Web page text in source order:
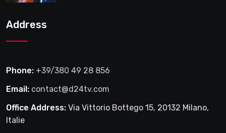
Address
Phone: +39/380 49 28 856
Email: contact@d24tv.com
Office Address: Via Vittorio Bottego 15, 20132 Milano,
Italie